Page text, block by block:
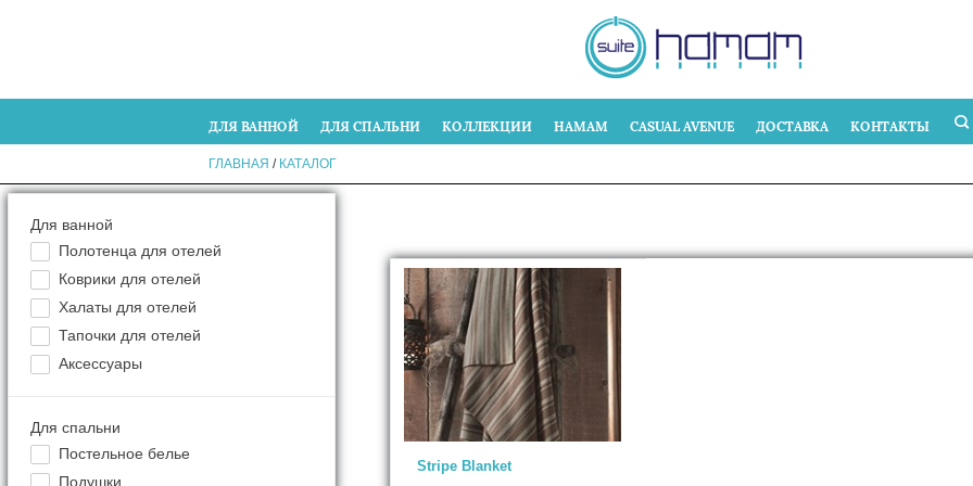
ДЛЯ ВАННОЙ ДЛЯ СПАЛЬНИ КОЛЛЕКЦИИ HAMAM CASUAL AVENUE ДОСТАВКА КОНТАКТЫ
ГЛАВНАЯ / КАТАЛОГ
Для ванной
Полотенца для отелей
Коврики для отелей
Халаты для отелей
Тапочки для отелей
Аксессуары
Для спальни
Постельное белье
Подушки
Stripe Blanket